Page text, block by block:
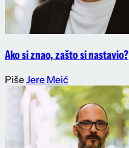
Ako si znao, zašto si nastavio?
PišeJere Meić